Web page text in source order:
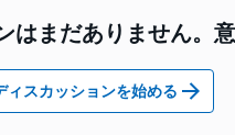
はまだありません。
スカッションを始める